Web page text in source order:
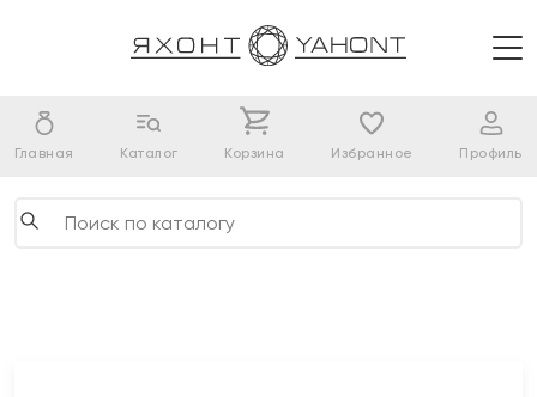
Главная Каталог Корзина Избранное Профиль